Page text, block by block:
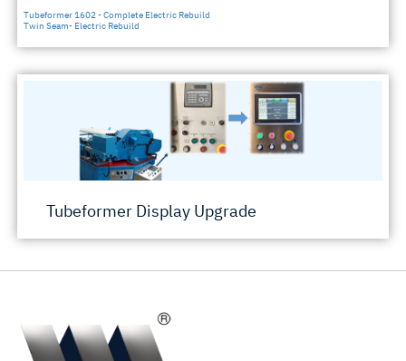
Tubeformer 1602 - Complete Electric Rebuild
Twin Seam- Electric Rebuild
Tubeformer Display Upgrade